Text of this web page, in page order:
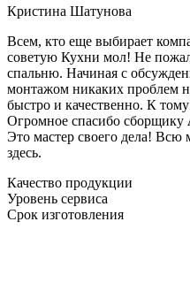
Кристина Шатунова
Всем, кто еще выбирает
советую Кухни мол! Не
спальню. Начиная с
монтажом никаких проблем
быстро и качественно. К
Огромное спасибо сборщику
Это мастер своего дела! Всю
здесь.
Качество продукции
Уровень сервиса
Срок изготовления